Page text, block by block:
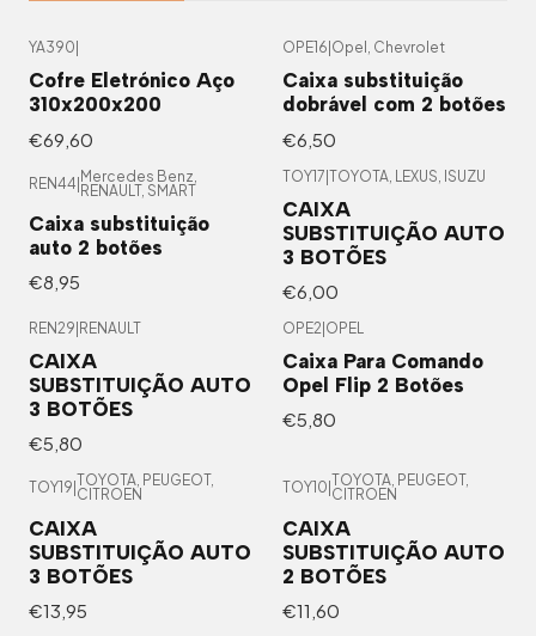
YA390
Cofre Eletrónico Aço
310x200x200
€69,60
OPE16 Opel, Chevrolet
Caixa substituição
dobrável com 2 botões
€6,50
REN44|Mercedes Benz,
RENAULT, SMART
Caixa substituição
auto 2 botões
€8,95
TOY17|TOYOTA, LEXUS, ISUZU
CAIXA
SUBSTITUIÇÃO AUTO
3 BOTÕES
€6,00
REN29 RENAULT
CAIXA
SUBSTITUIÇÃO AUTO
3 BOTÕES
€5,80
OPE2 OPEL
Caixa Para Comando
Opel Flip 2 Botões
€5,80
TOY19 TOYOTA, PEUGEOT,
CITROEN
CAIXA
SUBSTITUIÇÃO AUTO
3 BOTÕES
€13,95
TOY10 TOYOTA, PEUGEOT,
CITROEN
CAIXA
SUBSTITUIÇÃO AUTO
2 BOTÕES
€11,60